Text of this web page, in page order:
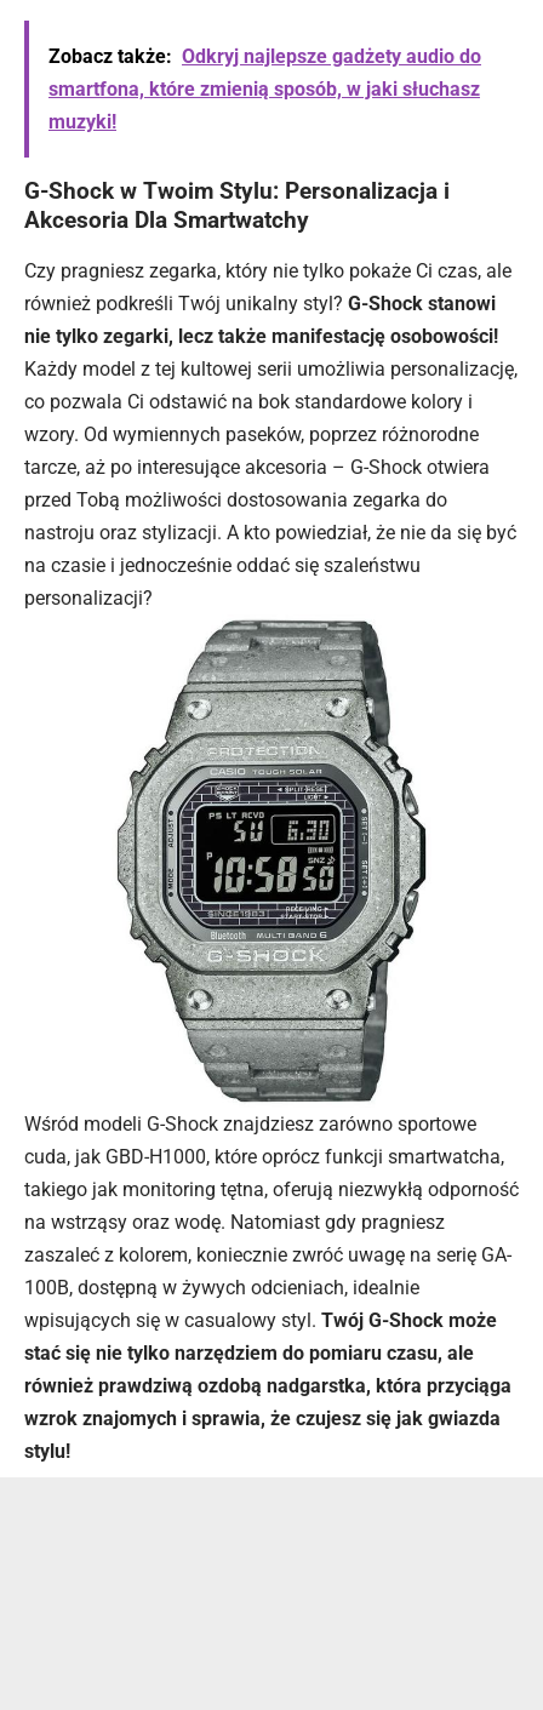
Zobacz także: Odkryj najlepsze gadżety audio do
smartfona, które zmienią sposób, w jaki słuchasz
muzyki!
G-Shock w Twoim Stylu: Personalizacja i
Akcesoria Dla Smartwatchy
Czy pragniesz zegarka, który nie tylko pokaże Ci czas, ale
również podkreśli Twój unikalny styl? G-Shock stanowi
nie tylko zegarki, lecz także manifestację osobowości!
Każdy model z tej kultowej serii umożliwia personalizację,
co pozwala Ci odstawić na bok standardowe kolory i
wzory. Od wymiennych paseków, poprzez różnorodne
tarcze, aż po interesujące akcesoria – G-Shock otwiera
przed Tobą możliwości dostosowania zegarka do
nastroju oraz stylizacji. A kto powiedział, że nie da się być
na czasie i jednocześnie oddać się szaleństwu
personalizacji?
Wśród modeli G-Shock znajdziesz zarówno sportowe
cuda, jak GBD-H1000, które oprócz funkcji smartwatcha,
takiego jak monitoring tętna, oferują niezwykłą odporność
na wstrząsy oraz wodę. Natomiast gdy pragniesz
zaszaleć z kolorem, koniecznie zwróć uwagę na serię GA-
100B, dostępną w żywych odcieniach, idealnie
wpisujących się w casualowy styl. Twój G-Shock może
stać się nie tylko narzędziem do pomiaru czasu, ale
również prawdziwą ozdobą nadgarstka, która przyciąga
wzrok znajomych i sprawia, że czujesz się jak gwiazda
stylu!